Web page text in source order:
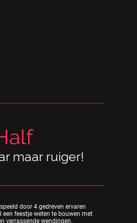
maar ruiger!
door 4 gedreven ervaren
feestje weten te bouwen met
verrassende wendingen.